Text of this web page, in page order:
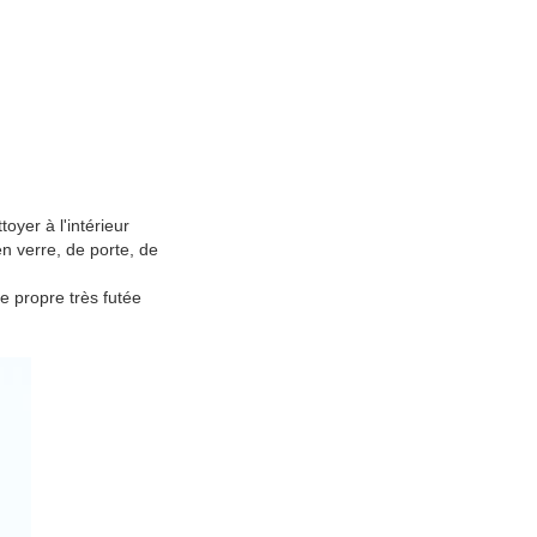
à l'intérieur
verre, de porte, de
propre très futée